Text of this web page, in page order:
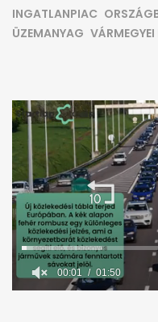
INGATLANPIAC
ÜZEMANYAG VÁRMEGYEI